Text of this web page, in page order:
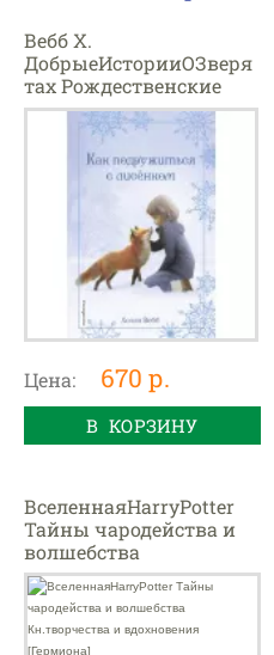
Вебб Х.
ДобрыеИсторииОЗверя
тах Рождественские
истории Как
подружиться с
лисенком
Цена: 670 р.
В КОРЗИНУ
ВселеннаяHarryPotter
Тайны чародейства и
волшебства
Кн.творчества и
вдохновения
[Гермиона]